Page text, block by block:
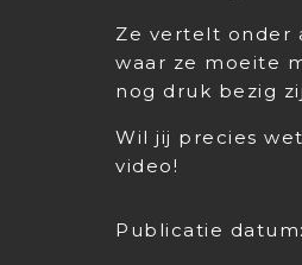
Ze vertelt onder
waar ze moeite
nog druk bezig
Wil jij precies
video!
Publicatie